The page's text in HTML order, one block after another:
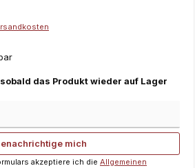
das Produkt wieder auf Lager
mich
akzeptiere ich die Allgemeinen